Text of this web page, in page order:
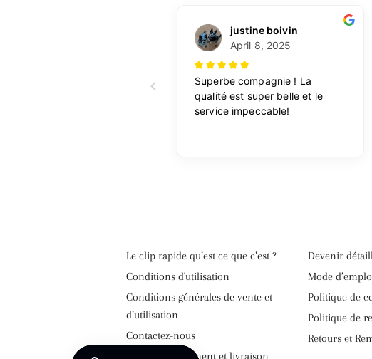
Le clip rapide qu’est ce que c’est ?
Conditions d'utilisation
Conditions générales de vente et
d’utilisation
Contactez-nous
Délais de traitement et livraison
Devenir
Mode
Politique de
Politique de
Retours et